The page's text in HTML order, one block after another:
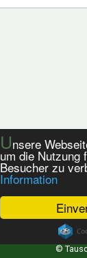
Unsere
um die Nutzung
Besucher zu
Information
©